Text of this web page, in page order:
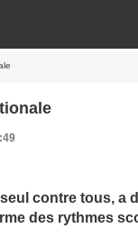
contre tous, a
des rythmes